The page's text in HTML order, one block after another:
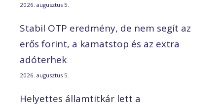
2026. augusztus 5.
Stabil OTP eredmény, de nem segít az
erős forint, a kamatstop és az extra
adóterhek
2026. augusztus 5.
Helyettes államtitkár lett a